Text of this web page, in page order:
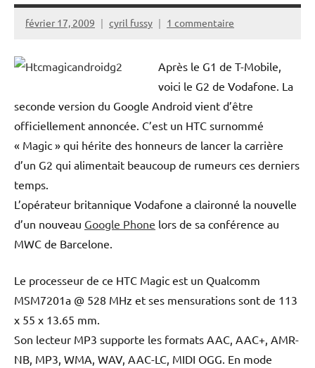
février 17, 2009 cyril fussy 1 commentaire
Après le G1 de T-Mobile,
voici le G2 de Vodafone. La
seconde version du Google Android vient d’être
officiellement annoncée. C’est un HTC surnommé
« Magic » qui hérite des honneurs de lancer la carrière
d’un G2 qui alimentait beaucoup de rumeurs ces derniers
temps.
L’opérateur britannique Vodafone a claironné la nouvelle
d’un nouveau Google Phone lors de sa conférence au
MWC de Barcelone.
Le processeur de ce HTC Magic est un Qualcomm
MSM7201a @ 528 MHz et ses mensurations sont de 113
x 55 x 13.65 mm.
Son lecteur MP3 supporte les formats AAC, AAC+, AMR-
NB, MP3, WMA, WAV, AAC-LC, MIDI OGG. En mode